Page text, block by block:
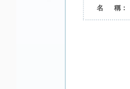
名 稱：